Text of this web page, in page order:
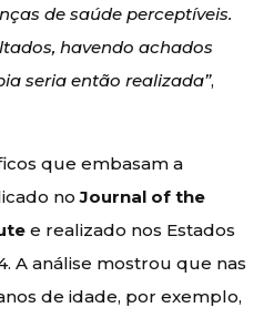
de saúde perceptíveis.
havendo achados
seria então realizada”,
que embasam a
noJournal of the
e realizado nos Estados
A análise mostrou que nas
de idade, por exemplo,